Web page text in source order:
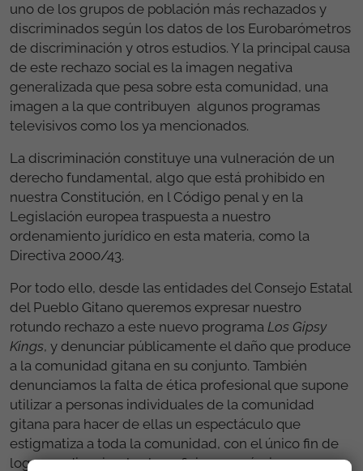
uno de los grupos de población más rechazados y
discriminados según los datos de los Eurobarómetros
de discriminación y otros estudios. Y la principal causa
de este rechazo social es la imagen negativa
generalizada que pesa sobre esta comunidad, una
imagen a la que contribuyen algunos programas
televisivos como los ya mencionados.
La discriminación constituye una vulneración de un
derecho fundamental, algo que está prohibido en
nuestra Constitución, en l Código penal y en la
Legislación europea traspuesta a nuestro
ordenamiento jurídico en esta materia, como la
Directiva 2000/43.
Por todo ello, desde las entidades del Consejo Estatal
del Pueblo Gitano queremos expresar nuestro
rotundo rechazo a este nuevo programa Los Gipsy
Kings, y denunciar públicamente el daño que produce
a la comunidad gitana en su conjunto. También
denunciamos la falta de ética profesional que supone
utilizar a personas individuales de la comunidad
gitana para hacer de ellas un espectáculo que
estigmatiza a toda la comunidad, con el único fin de
lograr audiencia y los beneficios económicos